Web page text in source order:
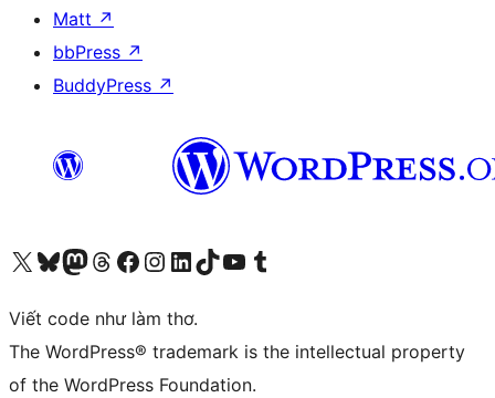
Matt ↗
bbPress ↗
BuddyPress ↗
Truy cập tài khoản X (trước đây là Twitter) của chúng tôiVisit our Bluesky account
Visit our Mastodon account
Visit our Threads account
Xem trang Facebook của chúng tôiTruy cập tài khoản Instagram của chúng tôiTruy cập tài khoản LinkedIn của chúng tôiVisit our TikTok account
Truy cập kênh YouTube của chúng tôi Visit our Tumblr account
Viết code như làm thơ.
The WordPress® trademark is the intellectual property
of the WordPress Foundation.